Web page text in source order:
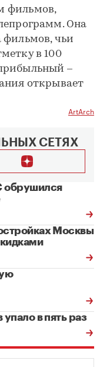
фильмов,
Она
фильмов, чьи
в 100
–
открывает
ArtArch
СЕТЯХ
обрушился
Москвы
в пять раз